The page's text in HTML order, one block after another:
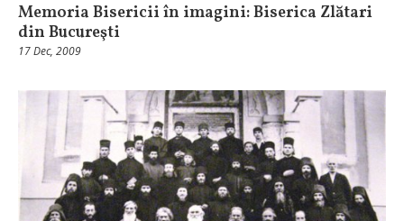
Memoria Bisericii în imagini: Biserica Zlătari
din Bucureşti
17 Dec, 2009